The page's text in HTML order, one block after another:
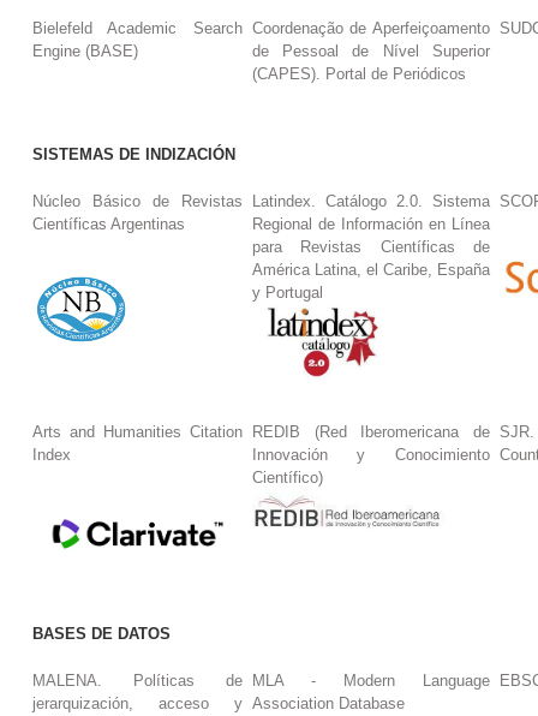
Bielefeld Academic Search
Engine (BASE)
Coordenação de Aperfeiçoamento
de Pessoal de Nível Superior
(CAPES). Portal de Periódicos
SISTEMAS DE INDIZACIÓN
Núcleo Básico de Revistas
Científicas Argentinas
Latindex. Catálogo 2.0. Sistema
Regional de Información en Línea
para Revistas Científicas de
América Latina, el Caribe, España
y Portugal
Arts and Humanities Citation
Index
REDIB (Red Iberomericana de
Innovación y Conocimiento
Científico)
BASES DE DATOS
MALENA. Políticas de
jerarquización, acceso y
MLA - Modern Language
Association Database